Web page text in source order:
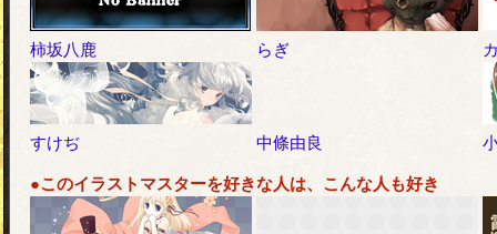
柿坂八鹿 らぎ
すけぢ 中條由良
●このイラストマスターを好きな人は、こんな人も好き